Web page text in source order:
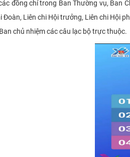
đồng chí trong Ban Thường vụ, Ban
Đoàn, Liên chi Hội trưởng, Liên chi Hội
chủ nhiệm các câu lạc bộ trực thuộc.